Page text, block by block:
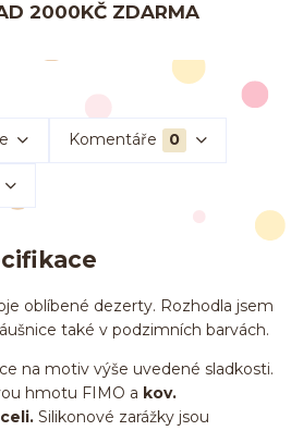
2000KČ ZDARMA
Komentáře 0
oblíbené dezerty. Rozhodla jsem
také v podzimních barvách.
na motiv výše uvedené sladkosti.
hmotu FIMO a kov.
Silikonové zarážky jsou